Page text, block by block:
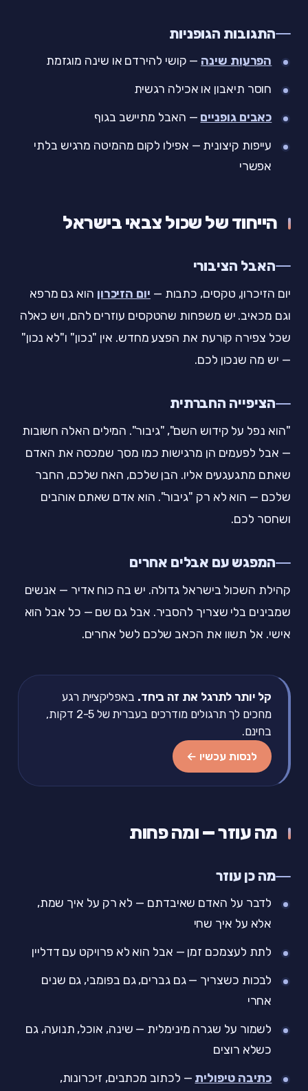
התגובות הגופניות
הפרעות שינה — קושי להירדם או שינה מוגזמת
חוסר תיאבון או אכילה רגשית
כאבים גופניים — האבל מתיישב בגוף
עייפות קיצונית — אפילו לקום מהמיטה מרגיש בלתי
אפשרי
הייחוד של שכול צבאי בישראל
האבל הציבורי
יום הזיכרון, טקסים, כתבות — יום הזיכרון הוא גם מרפא
וגם מכאיב. יש משפחות שהטקסים עוזרים להם, ויש כאלה
שכל צפירה קורעת את הפצע מחדש. אין "נכון" ו"לא נכון"
— יש מה שנכון לכם.
הציפייה החברתית
"הוא נפל על קידוש השם", "גיבור". המילים האלה חשובות
— אבל לפעמים הן מרגישות כמו מסך שמכסה את האדם
שאתם מתגעגעים אליו. הבן שלכם, האח שלכם, החבר
שלכם — הוא לא רק "גיבור". הוא אדם שאתם אוהבים
ושחסר לכם.
המפגש עם אבלים אחרים
קהילת השכול בישראל גדולה. יש בה כוח אדיר — אנשים
שמבינים בלי שצריך להסביר. אבל גם שם — כל אבל הוא
אישי. אל תשוו את הכאב שלכם לשל אחרים.
קל יותר לתרגל את זה ביחד. באפליקציית רגע
מחכים לך תרגולים מודרכים בעברית של 2-5 דקות,
בחינם.
לנסות עכשיו ←
מה עוזר — ומה פחות
מה כן עוזר
לדבר על האדם שאיבדתם — לא רק על איך שמת,
אלא על איך שחי
לתת לעצמכם זמן — אבל הוא לא פרויקט עם דדליין
לבכות כשצריך — גם גברים, גם בפומבי, גם שנים
אחרי
לשמור על שגרה מינימלית — שינה, אוכל, תנועה, גם
כשלא רוצים
כתיבה טיפולית — לכתוב מכתבים, זיכרונות,